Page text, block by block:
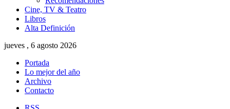
Cine, TV & Teatro
Libros
Alta Definición
jueves , 6 agosto 2026
Portada
Lo mejor del año
Archivo
Contacto